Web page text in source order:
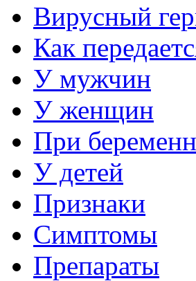
Вирусный
Как
У мужчин
У женщин
При
У детей
Признаки
Симптомы
Препараты